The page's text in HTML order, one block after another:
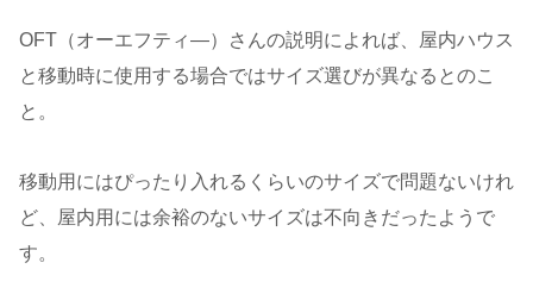
OFT（オーエフティ―）さんの説明によれば、屋内ハウス
と移動時に使用する場合ではサイズ選びが異なるとのこ
と。
移動用にはぴったり入れるくらいのサイズで問題ないけれ
ど、屋内用には余裕のないサイズは不向きだったようで
す。